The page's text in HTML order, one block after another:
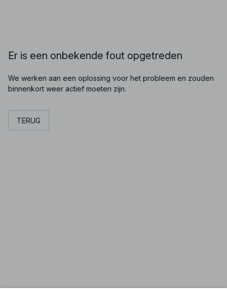
Er is een onbekende fout opgetreden
We werken aan een oplossing voor het probleem en zouden
binnenkort weer actief moeten zijn.
TERUG